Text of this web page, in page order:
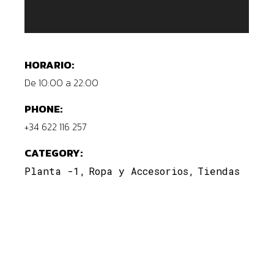
HORARIO:
De 10:00 a 22:00
PHONE:
+34 622 116 257
CATEGORY:
Planta -1 Ropa y Accesorios Tiendas